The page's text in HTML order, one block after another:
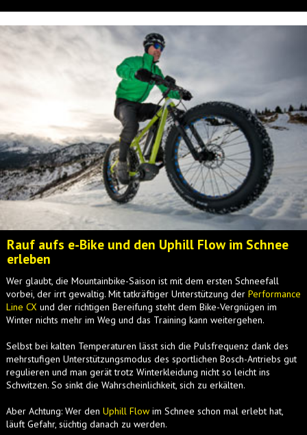
Rauf aufs e-Bike und den Uphill Flow im Schnee
erleben
Wer glaubt, die Mountainbike-Saison ist mit dem ersten Schneefall
vorbei, der irrt gewaltig. Mit tatkräftiger Unterstützung der Performance
Line CX und der richtigen Bereifung steht dem Bike-Vergnügen im
Winter nichts mehr im Weg und das Training kann weitergehen.
Selbst bei kalten Temperaturen lässt sich die Pulsfrequenz dank des
mehrstufigen Unterstützungsmodus des sportlichen Bosch-Antriebs gut
regulieren und man gerät trotz Winterkleidung nicht so leicht ins
Schwitzen. So sinkt die Wahrscheinlichkeit, sich zu erkälten.
Aber Achtung: Wer den Uphill Flow im Schnee schon mal erlebt hat,
läuft Gefahr, süchtig danach zu werden.